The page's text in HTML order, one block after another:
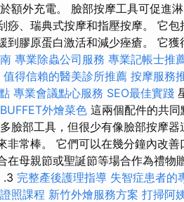
額外充電。 臉部按摩工具可促進
痧、瑞典式按摩和指壓按摩。 它
到膠原蛋白激活和減少痤瘡。 它
專業除蟲公司服務 專業記帳士推
值得信賴的醫美診所推薦 按摩服務
專業會議點心服務 SEO最佳實踐
外燴菜色 這兩個配件的共
臉部工具，但很少有像臉部按摩
非常棒。 它們可以在幾分鐘內改
在母親節或聖誕節等場合作為禮物
.3 完整產後護理指導 失智症患者的
照課程 新竹外燴服務方案 打掃阿